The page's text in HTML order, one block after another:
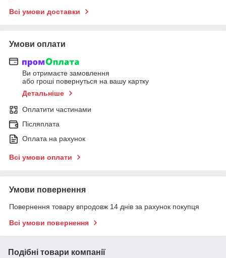
Всі умови доставки
Умови оплати
Ви отримаєте замовлення
або гроші повернуться на вашу картку
Детальніше
Оплатити частинами
Післяплата
Оплата на рахунок
Всі умови оплати
Умови повернення
Повернення товару впродовж 14 днів за рахунок покупця
Всі умови повернення
Подібні товари компанії